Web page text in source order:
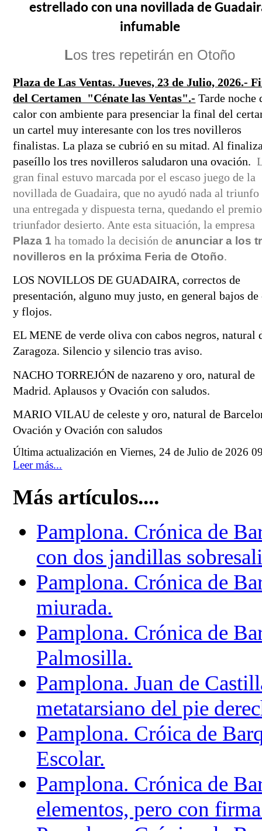
estrellado con una novillada de
infumable
Los tres repetirán en Otoño
Plaza de Las Ventas. Jueves, 23 de Julio, 2026.-
del Certamen  "Cénate las Ventas".- Tarde noche
calor con ambiente para presenciar la final del
un cartel muy interesante con los tres novilleros
finalistas. La plaza se cubrió en su mitad. Al
paseíllo los tres novilleros saludaron una ovación.
gran final estuvo marcada por el escaso juego de la
novillada de Guadaira, que no ayudó nada al triunfo
una entregada y dispuesta terna, quedando el
Plaza 1 ha tomado la decisión de anunciar a los
novilleros en la próxima Feria de Otoño.
LOS NOVILLOS DE GUADAIRA, correctos de
presentación, alguno muy justo, en general bajos de
y flojos.
EL MENE de verde oliva con cabos negros, natural
Zaragoza. Silencio y silencio tras aviso.
NACHO TORREJÓN de nazareno y oro, natural de
Madrid. Aplausos y Ovación con saludos.
MARIO VILAU de celeste y oro, natural de
Ovación y Ovación con saludos
Última actualización en Viernes, 24 de Julio de 2026
Leer más...
Más artículos....
Pamplona. Crónica de
con dos jandillas
Pamplona. Crónica de
miurada.
Pamplona. Crónica de
Palmosilla.
Pamplona. Juan de
metatarsiano del pie
Pamplona. Cróica de
Escolar.
Pamplona. Crónica de
elementos, pero con